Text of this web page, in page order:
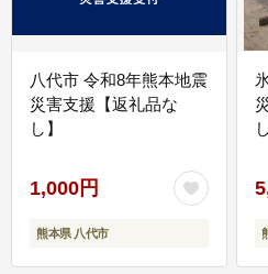
八代市 令和8年熊本地震
災害支援【返礼品な
し】
1,000円
熊本県 八代市